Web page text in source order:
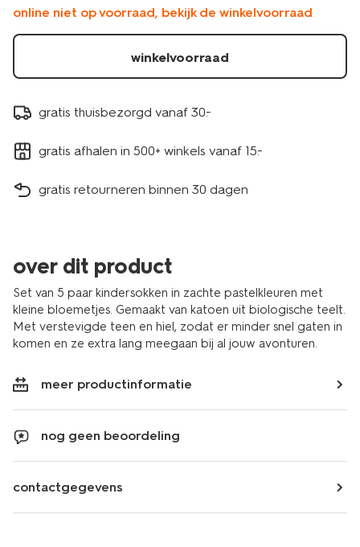
online niet op voorraad, bekijk de winkelvoorraad
winkelvoorraad
gratis thuisbezorgd vanaf 30.-
gratis afhalen in 500+ winkels vanaf 15.-
gratis retourneren binnen 30 dagen
over dit product
Set van 5 paar kindersokken in zachte pastelkleuren met
kleine bloemetjes. Gemaakt van katoen uit biologische teelt.
Met verstevigde teen en hiel, zodat er minder snel gaten in
komen en ze extra lang meegaan bij al jouw avonturen.
meer productinformatie
nog geen beoordeling
contactgegevens